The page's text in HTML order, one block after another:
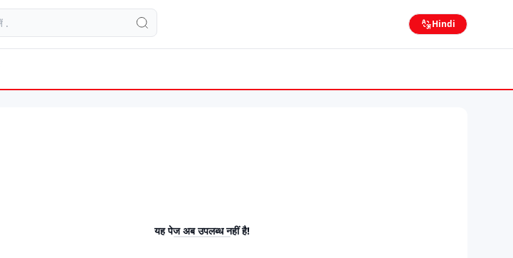
Hindi
यह पेज अब उपलब्ध नहीं है!